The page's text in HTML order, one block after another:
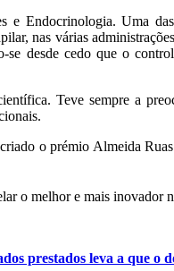
Endocrinologia. Uma
nas várias
desde cedo que o
Teve sempre a
o prémio Almeida
o melhor e mais inovador
prestados leva a que o